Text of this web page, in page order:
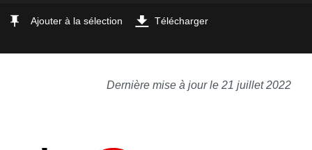
Ajouter à la sélection Télécharger
Dernière mise à jour le 21 juillet 2022